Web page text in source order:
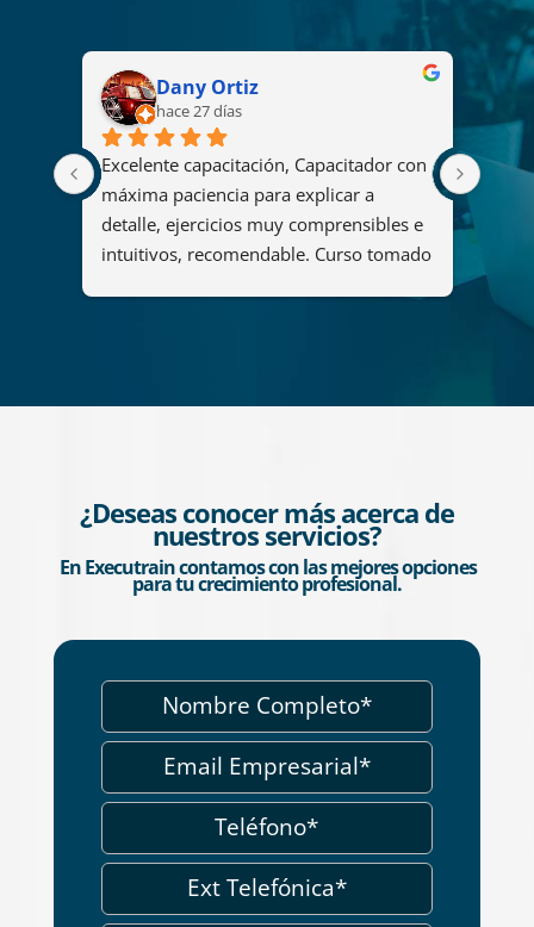
Dany Ortiz
hace 27 días
Excelente capacitación, Capacitador con
máxima paciencia para explicar a
detalle, ejercicios muy comprensibles e
intuitivos, recomendable. Curso tomado
El
¿Deseas conocer más acerca de
nuestros servicios?
En Executrain contamos con las mejores opciones
para tu crecimiento profesional.